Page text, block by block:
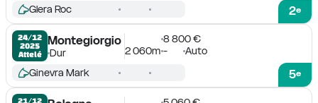
2e
Glera Roc
24/12
2025
Attelé
Montegiorgio
Dur
8 800 €
2 060m - Auto
5e
Ginevra Mark
21/12